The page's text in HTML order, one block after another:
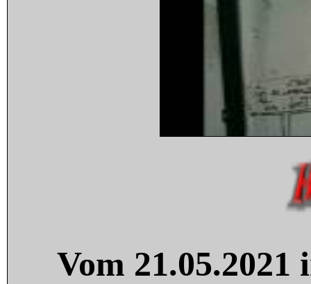
Vom